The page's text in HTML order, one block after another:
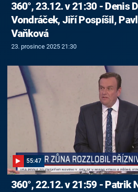
360°, 23.12. v 21:30 - Denis
Vondráček, Jiří Pospíšil,
Vaňková
23. prosince 2025 21:30
55:47
360°, 22.12. v 21:59 - Patrik